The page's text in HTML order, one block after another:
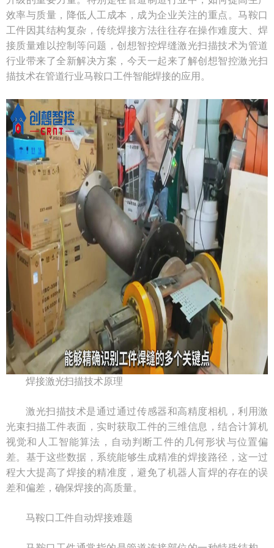
效率与质量，降低人工成本，成为企业关注的重点。马鞍口
工件因其结构复杂，传统焊接方法往往存在操作难度大、焊
接质量难以控制等问题，创想智控焊缝激光扫描技术为管道
行业带来了全新解决方案，今天一起来了解创想智控激光扫
描技术在管道行业马鞍口工件智能焊接的应用。
焊接激光扫描技术原理
激光扫描技术是通过通过传感器和高精度相机，利用激
光束扫描工件表面，实时获取工件的三维信息，结合计算机
视觉和人工智能算法，自动判断工件的几何形状与位置偏
差。基于这些数据，系统能够生成精准的焊接路径，这一过
程大大提高了焊接的精准度，避免了机器人盲焊的存在的误
差和偏差，确保焊接的高质量。
马鞍口工件自动焊接难题